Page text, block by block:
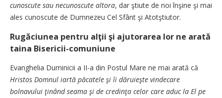
cunoscute sau necunoscute altora, dar ştiute de noi înşine şi mai
ales cunoscute de Dumnezeu Cel Sfânt şi Atotştiutor.
Rugăciunea pentru alţii şi ajutorarea lor ne arată
taina Bisericii-comuniune
Evanghelia Duminicii a II-a din Postul Mare ne mai arată că
Hristos Domnul iartă păcatele şi îi dăruieşte vindecare
bolnavului ţinând seama şi de credinţa celor care aduc la El pe